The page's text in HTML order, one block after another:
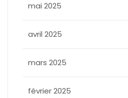
mai 2025
avril 2025
mars 2025
février 2025